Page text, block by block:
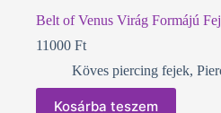
Belt of Venus Virág Formájú
11000 Ft
Köves piercing fejek,
Kosárba teszem